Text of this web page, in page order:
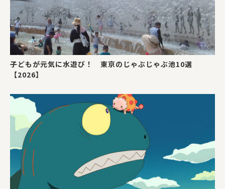
子どもが元気に水遊び！ 東京のじゃぶじゃぶ池10選
【2026】